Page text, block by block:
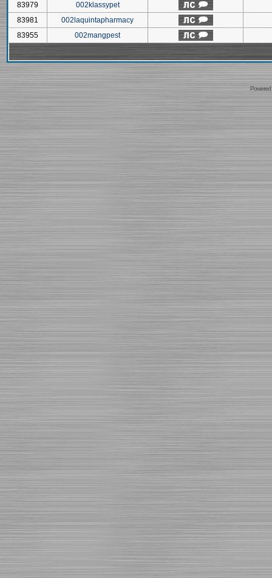
83979
002klassypet
83981
002laquintapharmacy
83955
002mangpest